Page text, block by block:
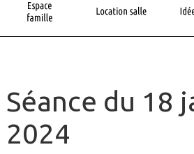
Séance du 18
2024